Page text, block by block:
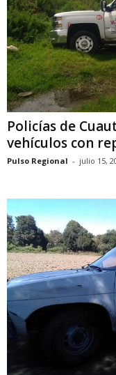
Policías de
vehículos con
Pulso Regional - julio 15,